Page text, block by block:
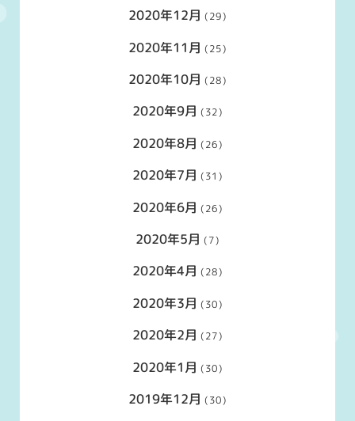
2020年12月 (29)
2020年11月 (25)
2020年10月 (28)
2020年9月 (32)
2020年8月 (26)
2020年7月 (31)
2020年6月 (26)
2020年5月 (7)
2020年4月 (28)
2020年3月 (30)
2020年2月 (27)
2020年1月 (30)
2019年12月 (30)